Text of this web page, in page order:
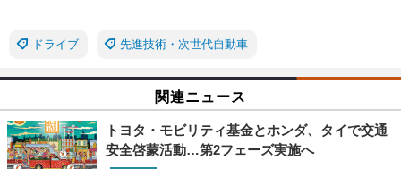
ドライブ 先進技術・次世代自動車
関連ニュース
トヨタ・モビリティ基金とホンダ、タイで交通
安全啓蒙活動…第2フェーズ実施へ